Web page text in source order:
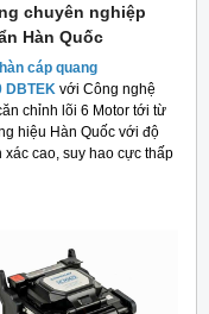
chuyên nghiệp
Hàn Quốc
cáp quang
DBTEK với Công nghệ
chỉnh lõi 6 Motor tới từ
hiệu Hàn Quốc với độ
xác cao, suy hao cực thấp